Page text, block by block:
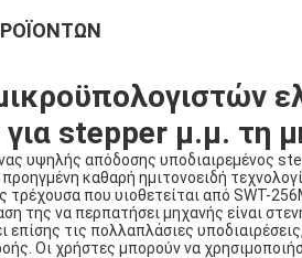
stepper μ.μ. τη
υψηλής απόδοσης υποδιαιρεμένος
προηγμένη καθαρή ημιτονοειδή
τρέχουσα που υιοθετείται από SWT-
της να περπατήσει μηχανής είναι
επίσης τις πολλαπλάσιες
Οι χρήστες μπορούν να